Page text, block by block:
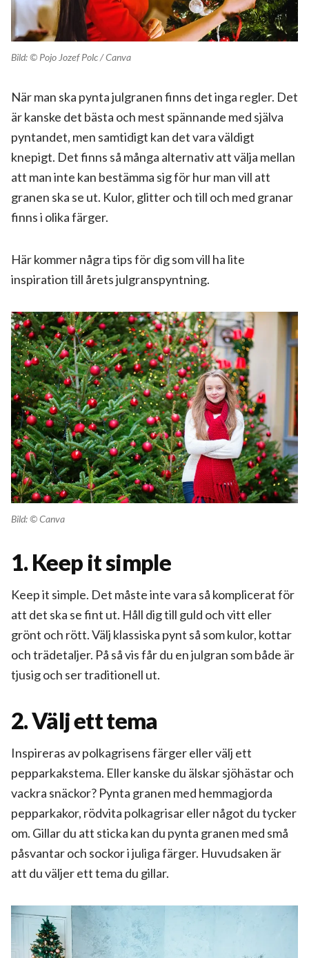
Bild: © Pojo Jozef Polc / Canva
När man ska pynta julgranen finns det inga regler. Det
är kanske det bästa och mest spännande med själva
pyntandet, men samtidigt kan det vara väldigt
knepigt. Det finns så många alternativ att välja mellan
att man inte kan bestämma sig för hur man vill att
granen ska se ut. Kulor, glitter och till och med granar
finns i olika färger.
Här kommer några tips för dig som vill ha lite
inspiration till årets julgranspyntning.
Bild: © Canva
1. Keep it simple
Keep it simple. Det måste inte vara så komplicerat för
att det ska se fint ut. Håll dig till guld och vitt eller
grönt och rött. Välj klassiska pynt så som kulor, kottar
och trädetaljer. På så vis får du en julgran som både är
tjusig och ser traditionell ut.
2. Välj ett tema
Inspireras av polkagrisens färger eller välj ett
pepparkakstema. Eller kanske du älskar sjöhästar och
vackra snäckor? Pynta granen med hemmagjorda
pepparkakor, rödvita polkagrisar eller något du tycker
om. Gillar du att sticka kan du pynta granen med små
påsvantar och sockor i juliga färger. Huvudsaken är
att du väljer ett tema du gillar.